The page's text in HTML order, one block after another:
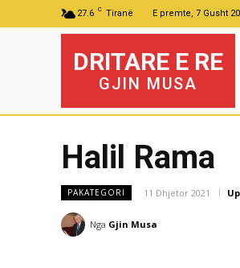
27.6 C Tiranë E premte, 7 Gusht
DRITARE E RE
GJIN MUSA
Halil Rama
PAKATEGORI 11 Dhjetor 2021
Nga Gjin Musa